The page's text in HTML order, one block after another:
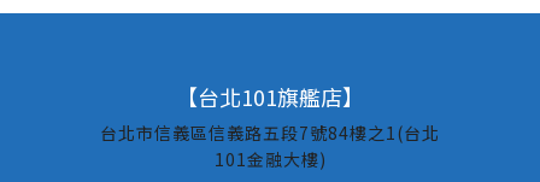
【台北101旗艦店】
台北市信義區信義路五段7號84樓之1(台北
101金融大樓)